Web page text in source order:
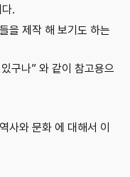
.
을 제작 해 보기도 하는
구나” 와 같이 참고용으
사와 문화 에 대해서 이